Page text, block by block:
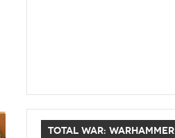
TOTAL WAR: WARHAMMER